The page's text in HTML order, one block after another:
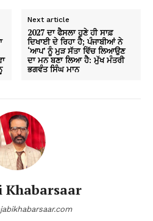
Next article
2027 ਦਾ ਫੈਸਲਾ ਹੁਣੇ ਹੀ ਸਾਫ਼
ਦਿਖਾਈ ਦੇ ਰਿਹਾ ਹੈ; ਪੰਜਾਬੀਆਂ ਨੇ
‘ਆਪ’ ਨੂੰ ਮੁੜ ਸੱਤਾ ਵਿੱਚ ਲਿਆਉਣ
ਦਾ ਮਨ ਬਣਾ ਲਿਆ ਹੈ: ਮੁੱਖ ਮੰਤਰੀ
ਭਗਵੰਤ ਸਿੰਘ ਮਾਨ
Khabarsaar